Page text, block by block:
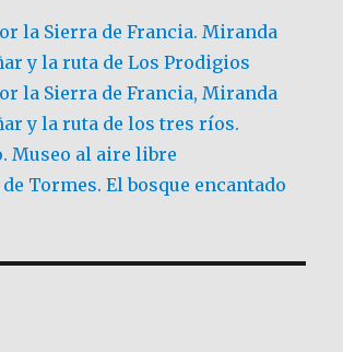
la Sierra de Francia. Miranda
y la ruta de Los Prodigios
la Sierra de Francia, Miranda
y la ruta de los tres ríos.
Museo al aire libre
Tormes. El bosque encantado